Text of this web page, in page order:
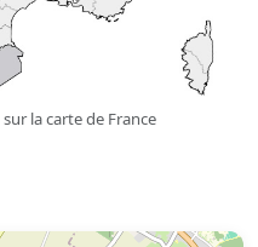
sur la carte de France